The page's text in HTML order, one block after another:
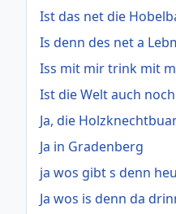
Ist das net die
Is denn des net a
Iss mit mir trink mit
Ist die Welt auch
Ja, die
Ja in Gradenberg
ja wos gibt s denn
Ja wos is denn da